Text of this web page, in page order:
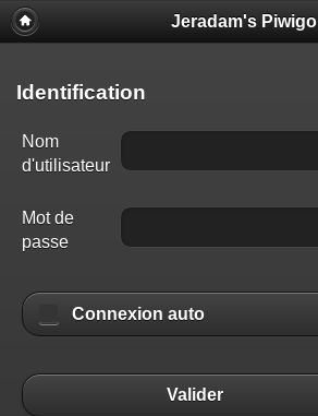
Jeradam's Piwigo
Identification
Nom
d'utilisateur
Mot de
passe
Connexion auto
Valider